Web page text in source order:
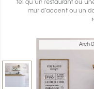
tel qu’un restaurant ou
mur d’accent ou un
Arch